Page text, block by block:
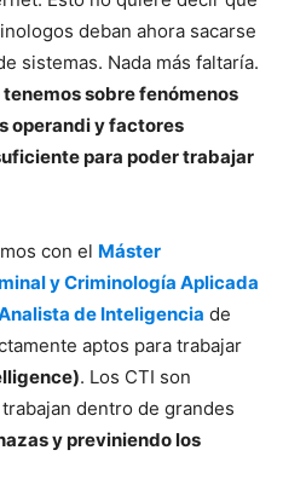
deban ahora sacarse
sistemas. Nada más faltaría.
sobre fenómenos
operandi y factores
para poder trabajar
con el Máster
y Criminología Aplicada
de Inteligencia de
aptos para trabajar
. Los CTI son
dentro de grandes
y previniendo los